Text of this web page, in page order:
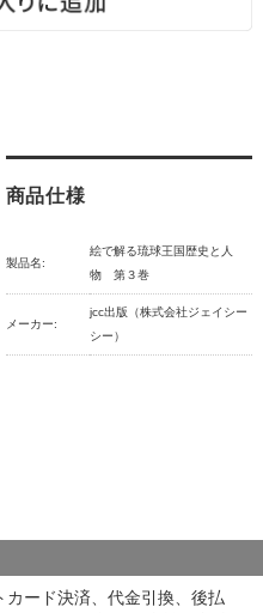
商品仕様
製品名:
絵で解る琉球王国歴史と人
物 第３巻
メーカー:
jcc出版（株式会社ジェイシー
シー）
カード決済、代金引換、後払